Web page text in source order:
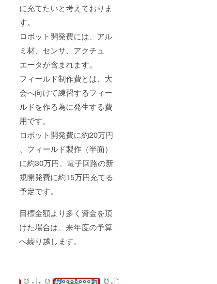
に充てたいと考えておりま
す。
ロボット開発費には、アル
ミ材、センサ、アクチュ
エータが含まれます。
フィールド制作費とは、大
会へ向けて練習するフィー
ルドを作る為に発生する費
用です。
ロボット開発費に約20万円
、フィールド製作（半面）
に約30万円、電子回路の新
規開発費に約15万円充てる
予定です。
目標金額より多く資金を頂
けた場合は、来年度の予算
へ繰り越します。